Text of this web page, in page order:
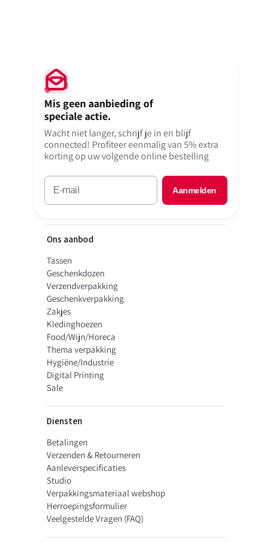
Mis geen aanbieding of
speciale actie.
Wacht niet langer, schrijf je in en blijf
connected! Profiteer eenmalig van 5% extra
korting op uw volgende online bestelling
Aanmelden
Ons aanbod
Tassen
Geschenkdozen
Verzendverpakking
Geschenkverpakking
Zakjes
Kledinghoezen
Food/Wijn/Horeca
Thema verpakking
Hygiëne/Industrie
Digital Printing
Sale
Diensten
Betalingen
Verzenden & Retourneren
Aanleverspecificaties
Studio
Verpakkingsmateriaal webshop
Herroepingsformulier
Veelgestelde Vragen (FAQ)